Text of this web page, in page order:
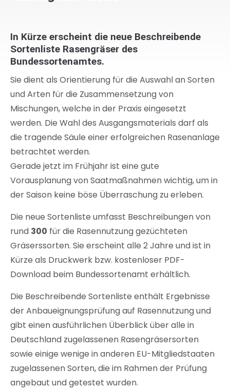
In Kürze erscheint die neue Beschreibende
Sortenliste Rasengräser des
Bundessortenamtes.
Sie dient als Orientierung für die Auswahl an Sorten
und Arten für die Zusammensetzung von
Mischungen, welche in der Praxis eingesetzt
werden. Die Wahl des Ausgangsmaterials darf als
die tragende Säule einer erfolgreichen Rasenanlage
betrachtet werden.
Gerade jetzt im Frühjahr ist eine gute
Vorausplanung von Saatmaßnahmen wichtig, um in
der Saison keine böse Überraschung zu erleben.
Die neue Sortenliste umfasst Beschreibungen von
rund 300 für die Rasennutzung gezüchteten
Gräserssorten. Sie erscheint alle 2 Jahre und ist in
Kürze als Druckwerk bzw. kostenloser PDF-
Download beim Bundessortenamt erhältlich.
Die Beschreibende Sortenliste enthält Ergebnisse
der Anbaueignungsprüfung auf Rasennutzung und
gibt einen ausführlichen Überblick über alle in
Deutschland zugelassenen Rasengräsersorten
sowie einige wenige in anderen EU-Mitgliedstaaten
zugelassenen Sorten, die im Rahmen der Prüfung
angebaut und getestet wurden.